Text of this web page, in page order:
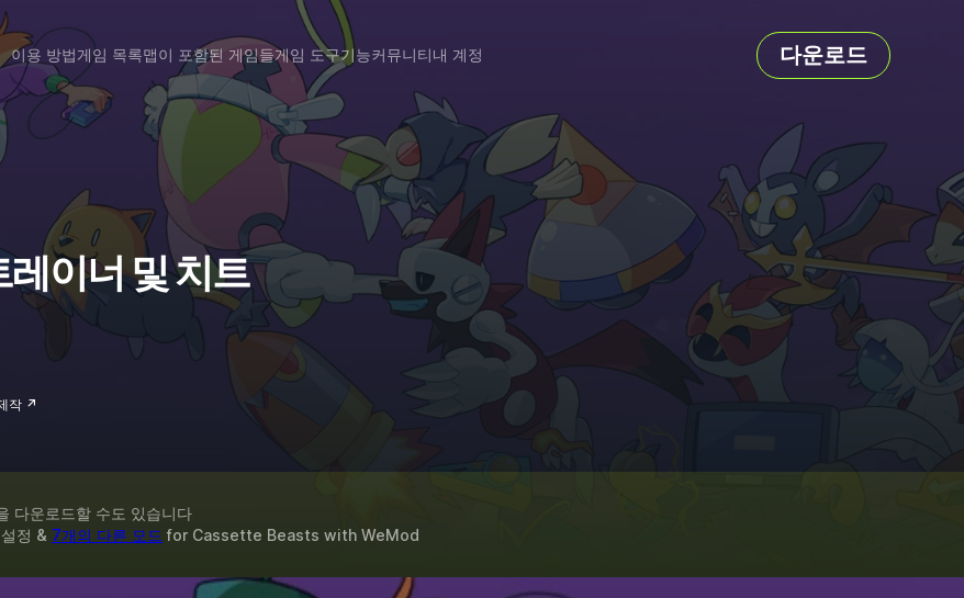
이용 방법게임 목록맵이 포함된 게임들게임 도구기능커뮤니티내 계정 다운로드
이너 및 치트
작 ↗
다운로드할 수도 있습니다
정 & 7개의 다른 모드 for Cassette Beasts with WeMod